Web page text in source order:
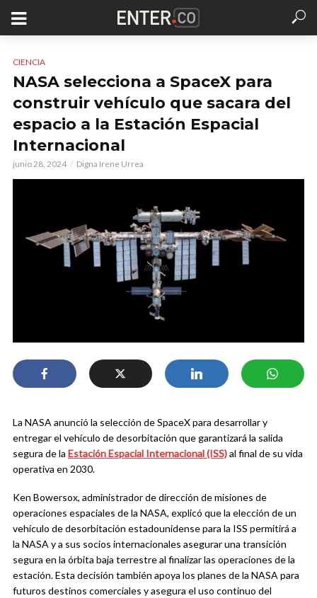
CIENCIA
NASA selecciona a SpaceX para
construir vehículo que sacara del
espacio a la Estación Espacial
Internacional
junio 28, 2024 Digna Irene Urrea
La NASA anunció la selección de SpaceX para desarrollar y
entregar el vehículo de desorbitación que garantizará la salida
segura de la Estación Espacial Internacional (ISS)al final de su vida
operativa en 2030.
Ken Bowersox, administrador de dirección de misiones de
operaciones espaciales de la NASA, explicó que la elección de un
vehículo de desorbitación estadounidense para la ISS permitirá a
la NASA y a sus socios internacionales asegurar una transición
segura en la órbita baja terrestre al finalizar las operaciones de la
estación. Esta decisión también apoya los planes de la NASA para
futuros destinos comerciales y asegura el uso continuo del